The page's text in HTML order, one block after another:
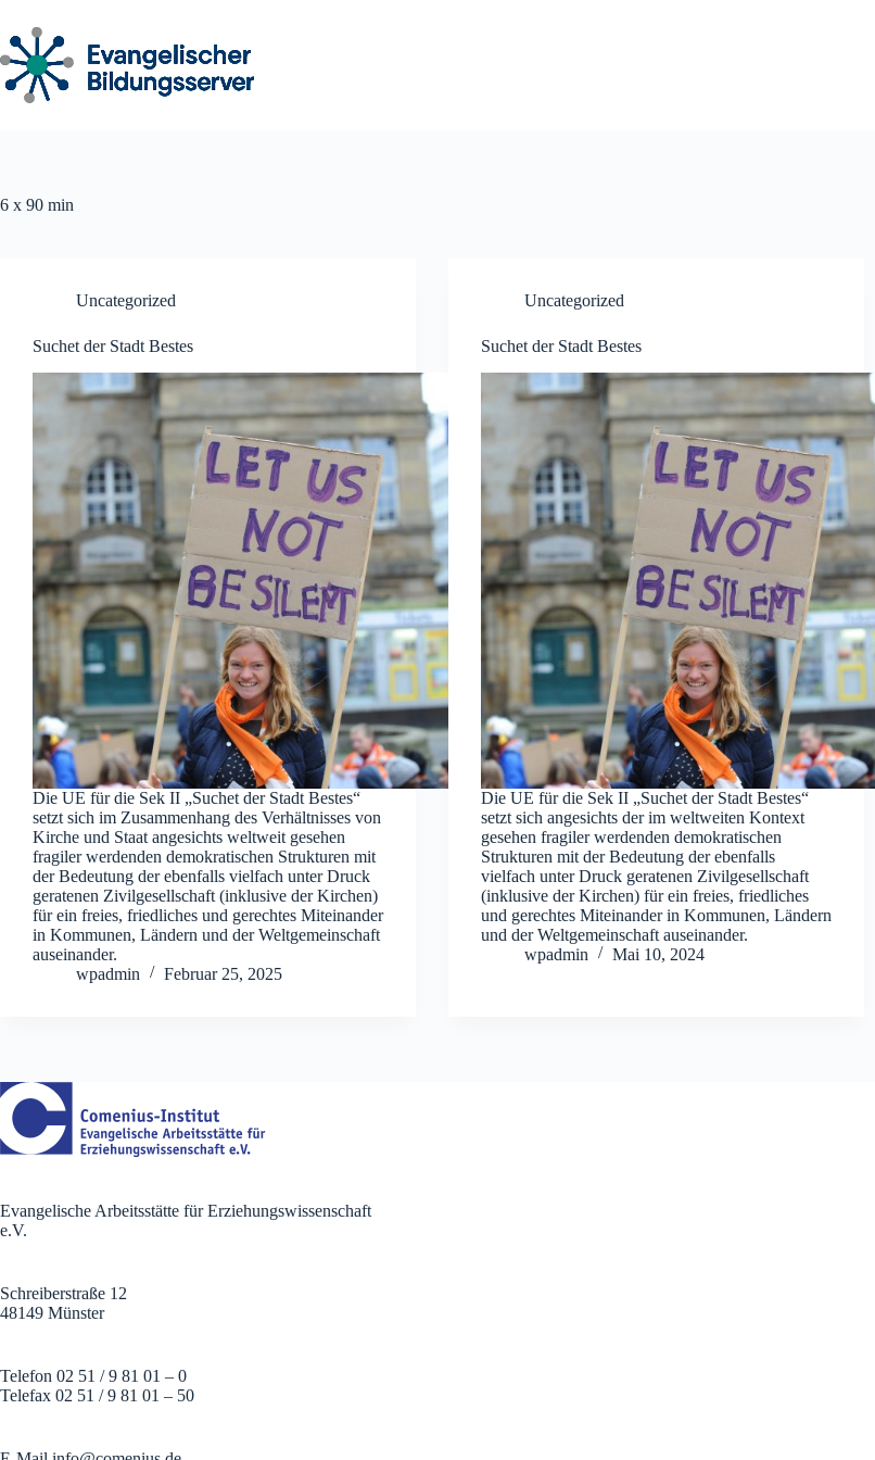
Inhalt
springen
6 x 90 min
Uncategorized
Suchet der Stadt Bestes
Die UE für die Sek II „Suchet der Stadt Bestes“
setzt sich im Zusammenhang des Verhältnisses von
Kirche und Staat angesichts weltweit gesehen
fragiler werdenden demokratischen Strukturen mit
der Bedeutung der ebenfalls vielfach unter Druck
geratenen Zivilgesellschaft (inklusive der Kirchen)
für ein freies, friedliches und gerechtes Miteinander
in Kommunen, Ländern und der Weltgemeinschaft
auseinander.
wpadmin
Februar 25, 2025
Uncategorized
Suchet der Stadt Bestes
Die UE für die Sek II „Suchet der Stadt Bestes“
setzt sich angesichts der im weltweiten Kontext
gesehen fragiler werdenden demokratischen
Strukturen mit der Bedeutung der ebenfalls
vielfach unter Druck geratenen Zivilgesellschaft
(inklusive der Kirchen) für ein freies, friedliches
und gerechtes Miteinander in Kommunen, Ländern
und der Weltgemeinschaft auseinander.
wpadmin
Mai 10, 2024
Evangelische Arbeitsstätte für Erziehungswissenschaft
e.V.
Schreiberstraße 12
48149 Münster
Telefon 02 51 / 9 81 01 – 0
Telefax 02 51 / 9 81 01 – 50